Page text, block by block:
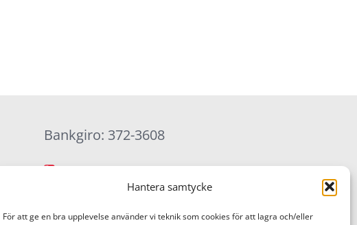
Hantera samtycke
För att ge en bra upplevelse använder vi teknik som cookies för att lagra och/eller
Bankgiro: 372-3608